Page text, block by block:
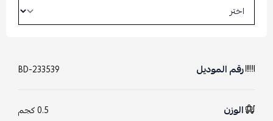
رقم الموديل BD-233539
الوزن 0.5 كجم